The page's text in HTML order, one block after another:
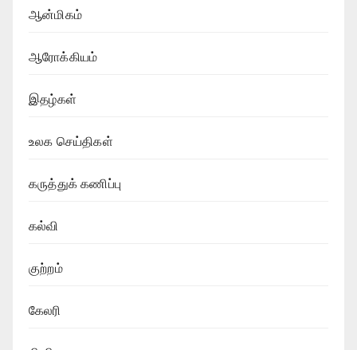
ஆன்மிகம்
ஆரோக்கியம்
இதழ்கள்
உலக செய்திகள்
கருத்துக் கணிப்பு
கல்வி
குற்றம்
கேலரி